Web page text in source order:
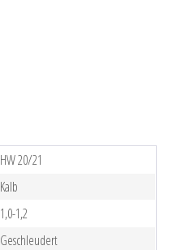
HW 20/21
Kalb
1,0-1,2
Geschleudert